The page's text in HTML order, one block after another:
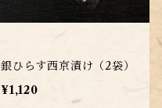
銀ひらす西京漬け（2袋）
¥1,120